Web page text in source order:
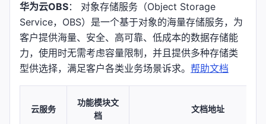
华为云OBS： 对象存储服务（Object Storage
Service，OBS）是一个基于对象的海量存储服务，为
客户提供海量、安全、高可靠、低成本的数据存储能
力，使用时无需考虑容量限制，并且提供多种存储类
型供选择，满足客户各类业务场景诉求。 帮助文档
云服务
功能模块文
档
文档地址